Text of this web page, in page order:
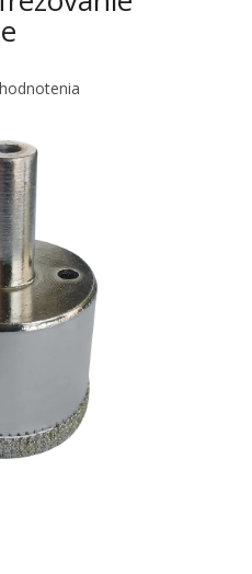
je 0,0 z 5 hviezdičiek.